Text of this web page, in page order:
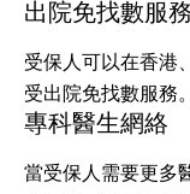
出院免找數服
受保人可以在香港
受出院免找數服務。
專科醫生網絡
當受保人需要更多